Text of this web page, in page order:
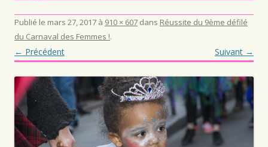
Publié le mars 27, 2017 à 910 × 607 dans Réussite du 9ème défilé
du Carnaval des Femmes !.
← Précédent Suivant →